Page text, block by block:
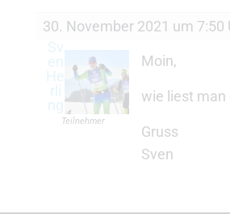
30. November 2021 um 7:50
Sv
en
He
rli
ng
Teilnehmer
Moin,
wie liest man
Gruss
Sven